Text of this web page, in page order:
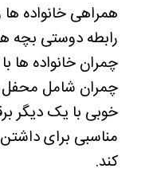
همراهی خانواده
رابطه دوستی بچه
چمران خانواده ها
چمران شامل محفل
خوبی با یک دیگر
مناسبی برای
کند.